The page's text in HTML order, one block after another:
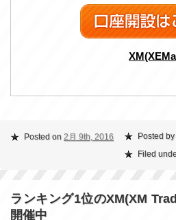
Posted on 2月 9th, 2016 Posted
Filed
ランキング1位のXM(XM
開催中